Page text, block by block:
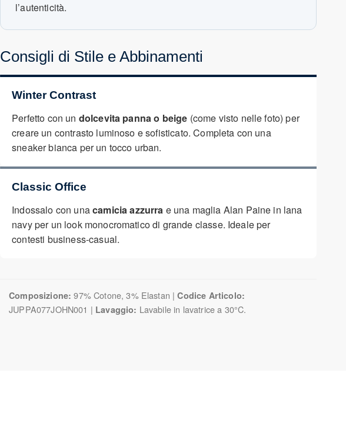
l’autenticità.
Consigli di Stile e Abbinamenti
Winter Contrast
Perfetto con un dolcevita panna o beige (come visto nelle foto) per
creare un contrasto luminoso e sofisticato. Completa con una
sneaker bianca per un tocco urban.
Classic Office
Indossalo con unacamicia azzurra e una maglia Alan Paine in lana
navy per un look monocromatico di grande classe. Ideale per
contesti business-casual.
Composizione: 97% Cotone, 3% Elastan |Codice Articolo:
JUPPA077JOHN001 | Lavaggio: Lavabile in lavatrice a 30°C.